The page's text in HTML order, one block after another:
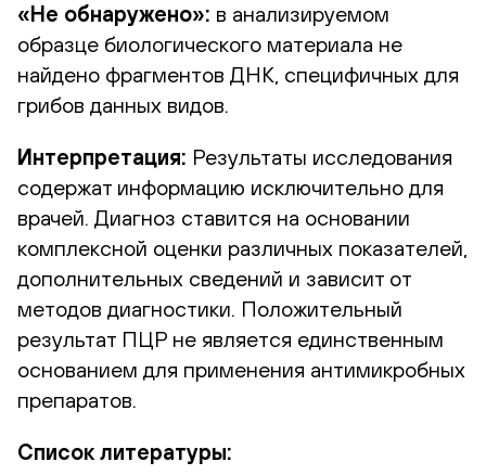
«Не обнаружено»: в анализируемом
образце биологического материала не
найдено фрагментов ДНК, специфичных для
грибов данных видов.
Интерпретация: Результаты исследования
содержат информацию исключительно для
врачей. Диагноз ставится на основании
комплексной оценки различных показателей,
дополнительных сведений и зависит от
методов диагностики. Положительный
результат ПЦР не является единственным
основанием для применения антимикробных
препаратов.
Список литературы: